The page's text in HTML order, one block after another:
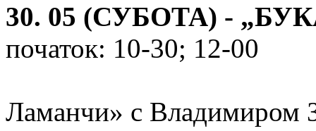
30. 05 (СУБОТА) -
початок: 10-30; 12-00
Ламанчи» с Владимиром